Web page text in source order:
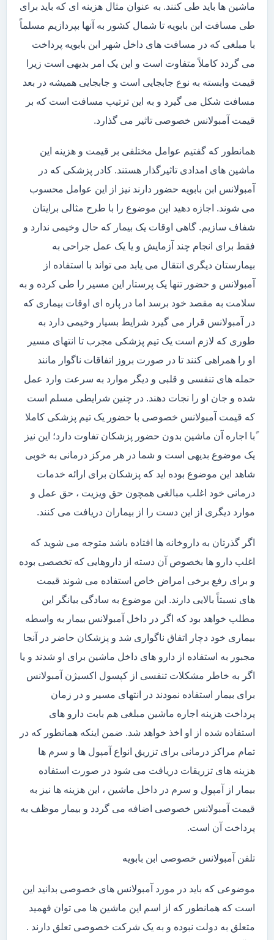
ماشین ها باید طی کنند. به عنوان مثال هزینه ای که باید برای
طی مسافت ابن بابویه تا شمال کشور به آنها بپردازیم مسلماً
با مبلغی که در مسافت های داخل شهر ابن بابویه پرداخت
می گردد کاملاً متفاوت است و این یک امر بدیهی است زیرا
قیمت وابسته به نوع جابجایی است و جابجایی همیشه در بعد
مسافت شکل می گیرد و به این ترتیب مسافت است که بر
قیمت آمبولانس خصوصی تاثیر می گذارد.
همانطور که گفتیم عوامل مختلفی بر قیمت و هزینه این
ماشین های امدادی تاثیرگذار هستند. کادر پزشکی که در
آمبولانس ابن بابویه حضور دارند نیز از این عوامل محسوب
می شوند. اجازه دهید این موضوع را با طرح مثالی برایتان
شفاف سازیم. گاهی اوقات یک بیمار که حال وخیمی ندارد و
فقط برای انجام چند آزمایش و یا یک عمل جراحی به
بیمارستان دیگری انتقال می یابد می تواند با استفاده از
آمبولانس و حضور تنها یک پرستار این مسیر را طی کرده و به
سلامت به مقصد خود برسد اما در پاره ای اوقات بیماری که
در آمبولانس قرار می گیرد شرایط بسیار وخیمی دارد به
طوری که لازم است یک تیم پزشکی مجرب تا انتهای مسیر
او را همراهی کنند تا در صورت بروز اتفاقات ناگوار مانند
حمله های تنفسی و قلبی و دیگر موارد به سرعت وارد عمل
شده و جان او را نجات دهند. در چنین شرایطی مسلم است
که قیمت آمبولانس خصوصی با حضور یک تیم پزشکی کاملا
ًبا اجاره آن ماشین بدون حضور پزشکان تفاوت دارد؛ این نیز
یک موضوع بدیهی است و شما در هر مرکز درمانی به خوبی
شاهد این موضوع بوده اید که پزشکان برای ارائه خدمات
درمانی خود اغلب مبالغی همچون حق ویزیت ، حق عمل و
موارد دیگری از این دست را از بیماران دریافت می کنند.
اگر گذرتان به داروخانه ها افتاده باشد متوجه می شوید که
اغلب دارو ها بخصوص آن دسته از داروهایی که تخصصی بوده
و برای رفع برخی امراض خاص استفاده می شوند قیمت
های نسبتاً بالایی دارند. این موضوع به سادگی بیانگر این
مطلب خواهد بود که اگر در داخل آمبولانس بیمار به واسطه
بیماری خود دچار اتفاق ناگواری شد و پزشکان حاضر در آنجا
مجبور به استفاده از دارو های داخل ماشین برای او شدند و یا
اگر به خاطر مشکلات تنفسی از کپسول اکسیژن آمبولانس
برای بیمار استفاده نمودند در انتهای مسیر و در زمان
پرداخت هزینه اجاره ماشین مبلغی هم بابت دارو های
استفاده شده از او اخذ خواهد شد. ضمن اینکه همانطور که در
تمام مراکز درمانی برای تزریق انواع آمپول ها و سرم ها
هزینه های تزریقات دریافت می شود در صورت استفاده
بیمار از آمپول و سرم در داخل ماشین ، این هزینه ها نیز به
قیمت آمبولانس خصوصی اضافه می گردد و بیمار موظف به
پرداخت آن است.
تلفن آمبولانس خصوصی ابن بابویه
موضوعی که باید در مورد آمبولانس های خصوصی بدانید این
است که همانطور که از اسم این ماشین ها می توان فهمید
متعلق به دولت نبوده و به یک شرکت خصوصی تعلق دارند .